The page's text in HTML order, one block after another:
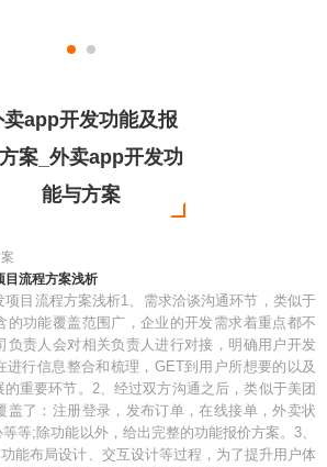
卖app开发功能及报
案_外卖app开发功
能与方案
目流程方案浅析
目流程方案浅析1、需求洽谈沟通环节，类似于
的功能覆盖范围广，企业的开发需求着重点都不
负责人会对相关负责人进行对接，明确用户开发
进行信息整合和梳理，GET到用户所想要的以及
重要环节。2、经过双方沟通之后，类似于美团
盖了：注册登录，发布订单，在线接单，外卖状
等;除功能以外，给出完整的功能报价方案。3、
能布局设计、交互设计等过程，为了提升用户体